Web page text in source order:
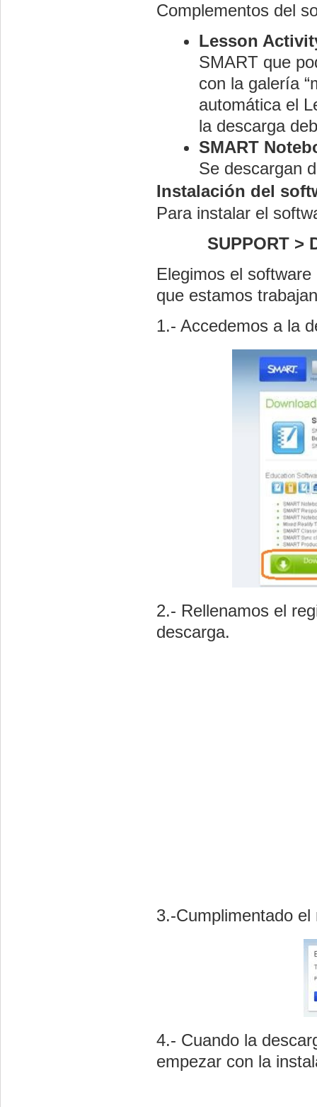
Complementos del
Lesson
SMART que
con la galería
automática el
la descarga
SMART
Se descargan
Instalación del
Para instalar el
SUPPORT >
Elegimos el
que estamos
1.- Accedemos a la
2.- Rellenamos el
descarga.
3.-Cumplimentado
4.- Cuando la
empezar con la